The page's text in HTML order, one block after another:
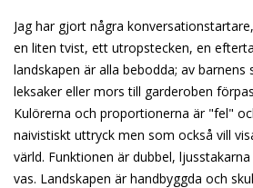
Jag har gjort några
en liten tvist, ett utropstecken, en
landskapen är alla bebodda; av
leksaker eller mors till garderoben
Kulörerna och proportionerna är "fel"
naivistiskt uttryck men som också vill
värld. Funktionen är dubbel,
vas. Landskapen är handbyggda och